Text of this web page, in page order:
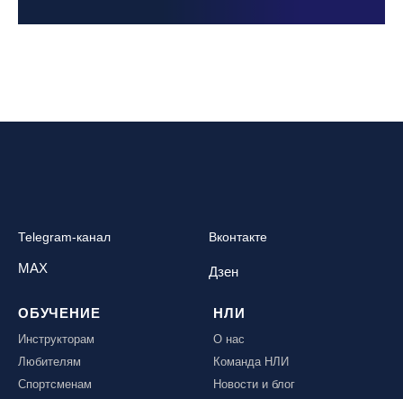
Telegram-канал Вконтакте
MAX Дзен
ОБУЧЕНИЕ
Инструкторам
Любителям
Спортсменам
НЛИ
О нас
Команда НЛИ
Новости и блог